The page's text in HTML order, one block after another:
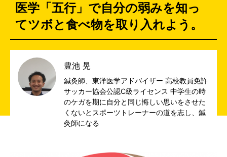
医学「五行」で自分の弱みを知っ
てツボと食べ物を取り入れよう。
豊池 晃
鍼灸師、東洋医学アドバイザー 高校教員免許
サッカー協会公認C級ライセンス 中学生の時
のケガを期に自分と同じ悔しい思いをさせた
くないとスポーツトレーナーの道を志し、鍼
灸師になる